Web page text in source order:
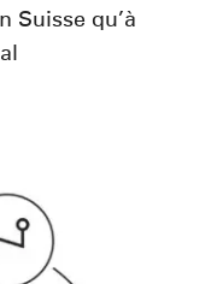
Suisse qu’à